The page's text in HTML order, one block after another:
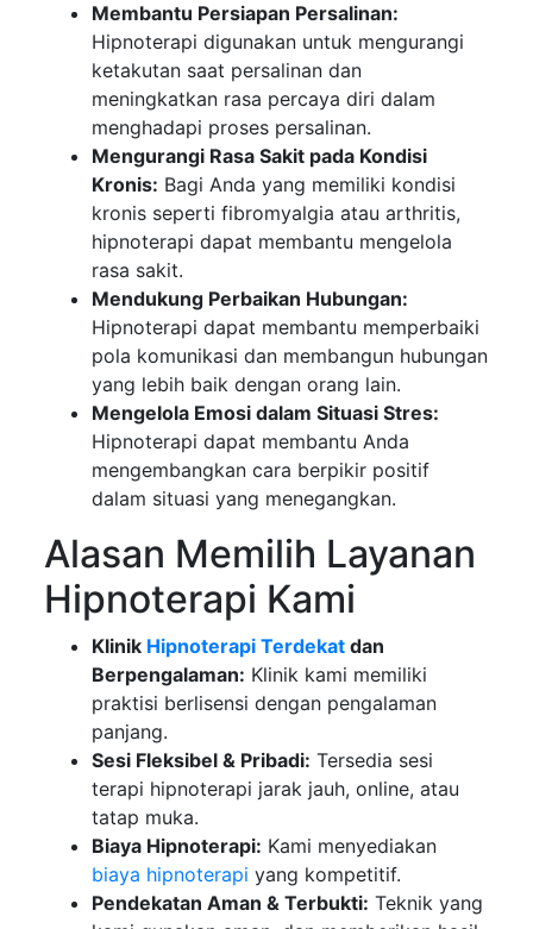
Membantu Persiapan Persalinan:
Hipnoterapi digunakan untuk mengurangi
ketakutan saat persalinan dan
meningkatkan rasa percaya diri dalam
menghadapi proses persalinan.
Mengurangi Rasa Sakit pada Kondisi
Kronis: Bagi Anda yang memiliki kondisi
kronis seperti fibromyalgia atau arthritis,
hipnoterapi dapat membantu mengelola
rasa sakit.
Mendukung Perbaikan Hubungan:
Hipnoterapi dapat membantu memperbaiki
pola komunikasi dan membangun hubungan
yang lebih baik dengan orang lain.
Mengelola Emosi dalam Situasi Stres:
Hipnoterapi dapat membantu Anda
mengembangkan cara berpikir positif
dalam situasi yang menegangkan.
Alasan Memilih Layanan
Hipnoterapi Kami
Klinik Hipnoterapi Terdekat dan
Berpengalaman: Klinik kami memiliki
praktisi berlisensi dengan pengalaman
panjang.
Sesi Fleksibel & Pribadi: Tersedia sesi
terapi hipnoterapi jarak jauh, online, atau
tatap muka.
Biaya Hipnoterapi: Kami menyediakan
biaya hipnoterapi yang kompetitif.
Pendekatan Aman & Terbukti: Teknik yang